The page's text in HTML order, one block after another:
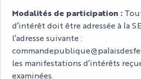
Modalités de participation :
d’intérêt doit être adressée à la
l’adresse suivante :
les manifestations d’intérêts
examinées.